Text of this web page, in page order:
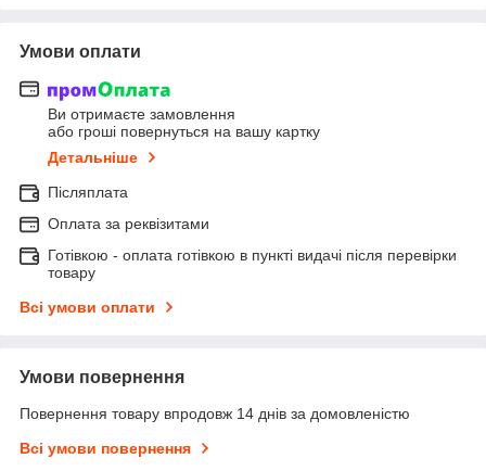
Умови оплати
Ви отримаєте замовлення
або гроші повернуться на вашу картку
Детальніше
Післяплата
Оплата за реквізитами
Готівкою - оплата готівкою в пункті видачі після перевірки
товару
Всі умови оплати
Умови повернення
Повернення товару впродовж 14 днів за домовленістю
Всі умови повернення